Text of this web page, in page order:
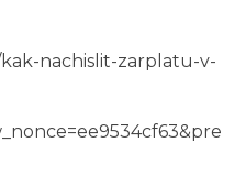
nachislit-zarplatu-v-